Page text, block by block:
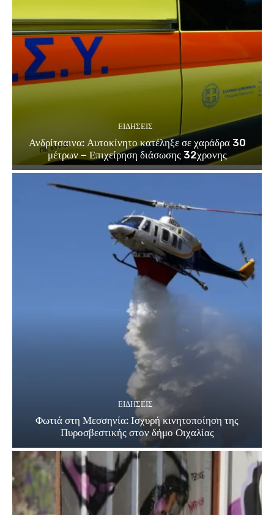
ΕΙΔΗΣΕΙΣ
Ανδρίτσαινα: Αυτοκίνητο κατέληξε σε χαράδρα 30
μέτρων – Επιχείρηση διάσωσης 32χρονης
ΕΙΔΗΣΕΙΣ
Φωτιά στη Μεσσηνία: Ισχυρή κινητοποίηση της
Πυροσβεστικής στον δήμο Οιχαλίας